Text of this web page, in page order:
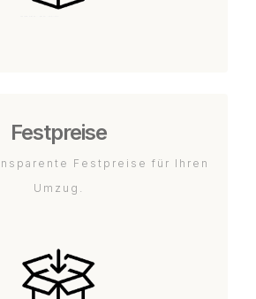
Festpreise
Festpreise für Ihren
Umzug.